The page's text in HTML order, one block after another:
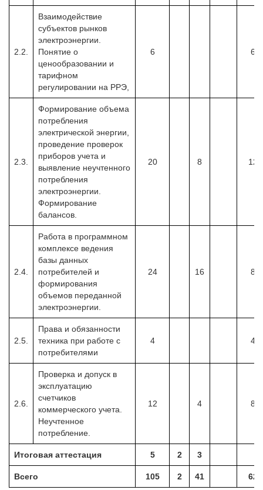
2.2.
Взаимодействие
субъектов рынков
электроэнергии.
Понятие о
ценообразовании и
тарифном
регулировании на РРЭ,
6 6
2.3.
Формирование объема
потребления
электрической энергии,
проведение проверок
приборов учета и
выявление неучтенного
потребления
электроэнергии.
Формирование
балансов.
20 8 12
2.4.
Работа в программном
комплексе ведения
базы данных
потребителей и
формирования
объемов переданной
электроэнергии.
24 16 8
2.5.
Права и обязанности
техника при работе с
потребителями
4 4
2.6.
Проверка и допуск в
эксплуатацию
счетчиков
коммерческого учета.
Неучтенное
потребление.
12 4 8
Итоговая аттестация 5 2 3
Всего 105 2 41 62